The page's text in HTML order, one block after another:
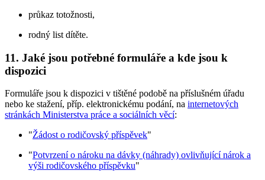
průkaz totožnosti,
rodný list dítěte.
11. Jaké jsou potřebné formuláře a kde jsou k
dispozici
Formuláře jsou k dispozici v tištěné podobě na příslušném úřadu
nebo ke stažení, příp. elektronickému podání, na internetových
stránkách Ministerstva práce a sociálních věcí:
"Žádost o rodičovský příspěvek"
"Potvrzení o nároku na dávky (náhrady) ovlivňující nárok a
výši rodičovského příspěvku"